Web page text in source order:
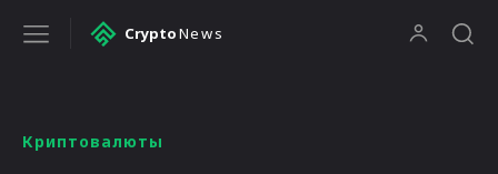
CryptoNews
Криптовалюты